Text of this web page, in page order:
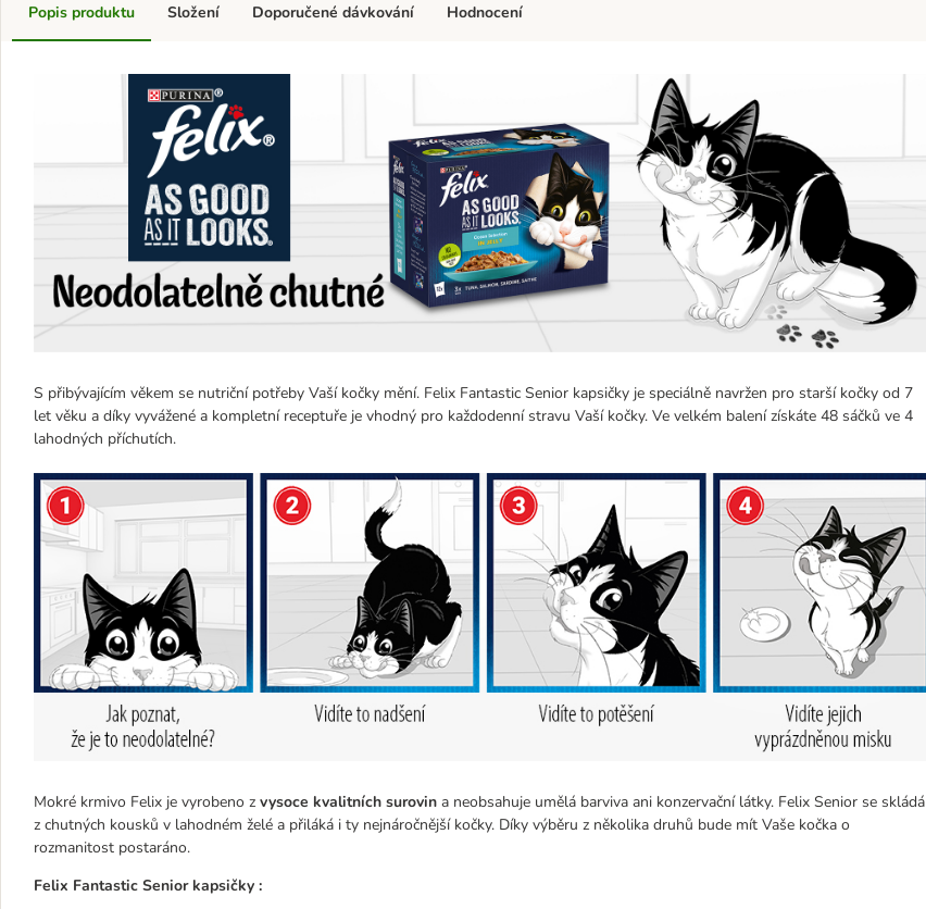
Popis produktu
S přibývajícím věkem se nutriční potřeby Vaší kočky mění. Felix Fantastic Senior kapsičky je speciálně navržen pro starší kočky od 7
let věku a díky vyvážené a kompletní receptuře je vhodný pro každodenní stravu Vaší kočky. Ve velkém balení získáte 48 sáčků ve 4
lahodných příchutích.
Mokré krmivo Felix je vyrobeno z vysoce kvalitních surovin a neobsahuje umělá barviva ani konzervační látky. Felix Senior se skládá
z chutných kousků v lahodném želé a přiláká i ty nejnáročnější kočky. Díky výběru z několika druhů bude mít Vaše kočka o
rozmanitost postaráno.
Felix Fantastic Senior kapsičky :
Složení Doporučené dávkování Hodnocení